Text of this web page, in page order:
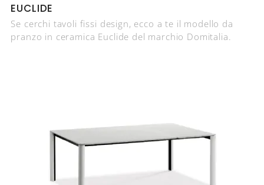
EUCLIDE
Se cerchi tavoli fissi design, ecco a te il modello da
pranzo in ceramica Euclide del marchio Domitalia.